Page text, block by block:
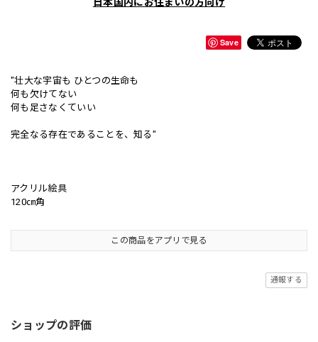
Save
"壮大な宇宙も ひとつの生命も
何も欠けてない
何も足さなくていい
完全なる存在であることを、知る"
アクリル絵具
120㎝角
この商品をアプリで見る
通報する
ショップの評価